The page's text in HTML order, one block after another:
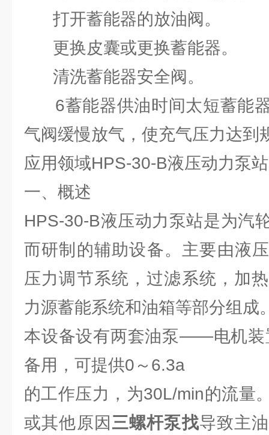
打开蓄能器的放油阀。
更换皮囊或更换蓄能器。
清洗蓄能器安全阀。
6蓄能器供油时间太短蓄能
气阀缓慢放气，使充气压力达到
应用领域HPS-30-B液压动力泵站
一、概述
HPS-30-B液压动力泵站是为汽
而研制的辅助设备。主要由液
压力调节系统，过滤系统，加
力源蓄能系统和油箱等部分组成
本设备设有两套油泵——电机装
备用，可提供0～6.3a
的工作压力，为30L/min的流量
或其他原因 三螺杆泵找导致主